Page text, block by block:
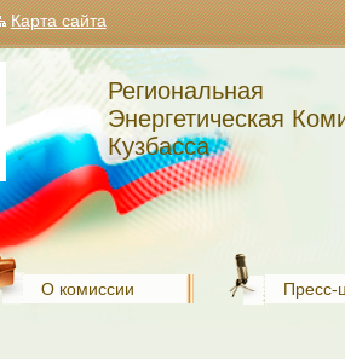
Карта сайта
Региональная
Энергетическая
Кузбасса
О комиссии Пресс-